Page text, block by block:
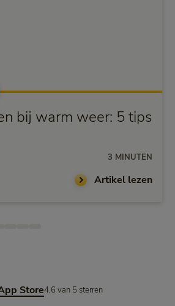
bij warm weer: 5 tips
3 MINUTEN
Artikel lezen
Store4,6 van 5 sterren